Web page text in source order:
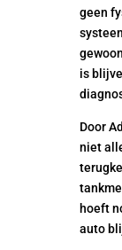
geen
is
Door
niet
hoeft
auto